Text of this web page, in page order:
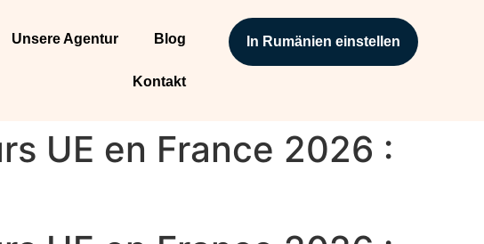
Unsere Agentur Blog
Kontakt
In Rumänien einstellen
UE en France 2026 :